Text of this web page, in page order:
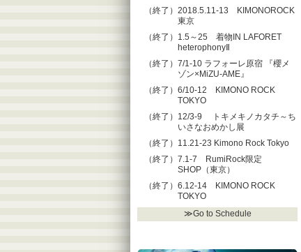
（終了）2018.5.11-13 KIMONOROCK
東京
（終了）1.5～25 着物IN LAFORET
heterophonyⅡ
（終了）7/1-10 ラフォーレ原宿 『櫻メ
ゾン×MiZU-AME』
（終了）6/10-12 KIMONO ROCK
TOKYO
（終了）12/3-9 トキメキノカタチ～ち
いさなおめかし展
（終了）11.21-23 Kimono Rock Tokyo
（終了）7.1-7 RumiRock限定
SHOP（東京）
（終了）6.12-14 KIMONO ROCK
TOKYO
≫Go to Schedule